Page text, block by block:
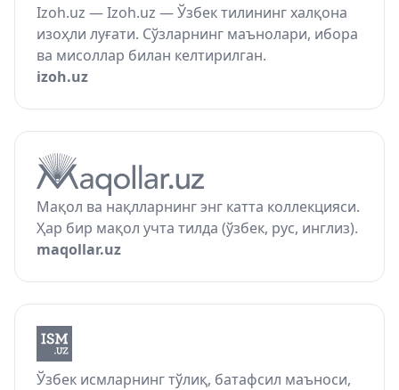
Izoh.uz — Izoh.uz — Ўзбек тилининг халқона
изоҳли луғати. Сўзларнинг маънолари, ибора
ва мисоллар билан келтирилган.
izoh.uz
Мақол ва нақлларнинг энг катта коллекцияси.
Ҳар бир мақол учта тилда (ўзбек, рус, инглиз).
maqollar.uz
Ўзбек исмларнинг тўлиқ, батафсил маъноси,